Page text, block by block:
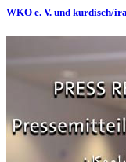
WKO e. V. und kurdisch/